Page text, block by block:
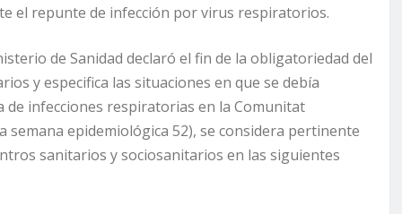
el repunte de infección por virus respiratorios.
de Sanidad declaró el fin de la obligatoriedad del
y especifica las situaciones en que se debía
de infecciones respiratorias en la Comunitat
semana epidemiológica 52), se considera pertinente
sanitarios y sociosanitarios en las siguientes